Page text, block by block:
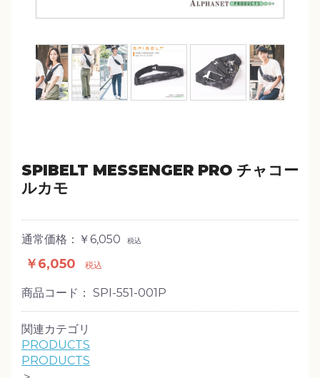
SPIBELT MESSENGER PRO チャコー
ルカモ
通常価格：￥6,050 税込
￥6,050 税込
商品コード： SPI-551-001P
関連カテゴリ
PRODUCTS
PRODUCTS